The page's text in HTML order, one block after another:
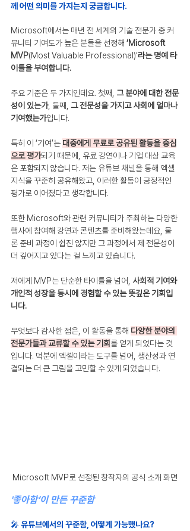
께 어떤 의미를 가지는지 궁금합니다.
Microsoft에서는 매년 전 세계의 기술 전문가 중 커
뮤니티 기여도가 높은 분들을 선정해 ‘Microsoft
MVP(Most Valuable Professional)’라는 명예 타
이틀을 부여합니다.
주요 기준은 두 가지인데요. 첫째, 그 분야에 대한 전문
성이 있는가, 둘째, 그 전문성을 가지고 사회에 얼마나
기여했는가입니다.
특히 이 ‘기여’는 대중에게 무료로 공유된 활동을 중심
으로 평가되기 때문에, 유료 강연이나 기업 대상 교육
은 포함되지 않습니다. 저는 유튜브 채널을 통해 엑셀
지식을 꾸준히 공유해왔고, 이러한 활동이 긍정적인
평가로 이어졌다고 생각합니다.
또한 Microsoft와 관련 커뮤니티가 주최하는 다양한
행사에 참여해 강연과 콘텐츠를 준비해왔는데요, 물
론 준비 과정이 쉽진 않지만 그 과정에서 제 전문성이
더 깊어지고 있다는 걸 느끼고 있습니다.
저에게 MVP는 단순한 타이틀을 넘어, 사회적 기여와
개인적 성장을 동시에 경험할 수 있는 뜻깊은 기회입
니다.
무엇보다 감사한 점은, 이 활동을 통해 다양한 분야의
전문가들과 교류할 수 있는 기회를 얻게 되었다는 것
입니다. 덕분에 엑셀이라는 도구를 넘어, 생산성과 연
결되는 더 큰 그림을 고민할 수 있게 되었습니다.
Microsoft MVP로 선정된 창작자의 공식 소개 화면
'좋아함’이 만든 꾸준함
🎤 유튜브에서의 꾸준함, 어떻게 가능했나요?